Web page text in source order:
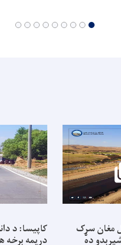
مغان سړک
ده
کاپیسا: د
دریمه برخه